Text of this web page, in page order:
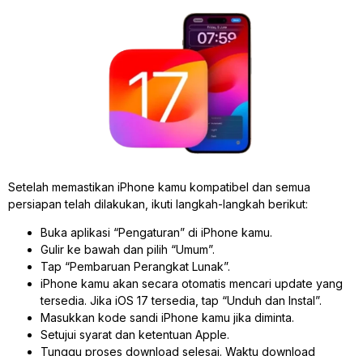
Setelah memastikan iPhone kamu kompatibel dan semua
persiapan telah dilakukan, ikuti langkah-langkah berikut:
Buka aplikasi “Pengaturan” di iPhone kamu.
Gulir ke bawah dan pilih “Umum”.
Tap “Pembaruan Perangkat Lunak”.
iPhone kamu akan secara otomatis mencari update yang
tersedia. Jika iOS 17 tersedia, tap “Unduh dan Instal”.
Masukkan kode sandi iPhone kamu jika diminta.
Setujui syarat dan ketentuan Apple.
Tunggu proses download selesai. Waktu download